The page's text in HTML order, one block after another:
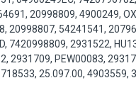
, 20998809, 4900249,
, 20998807, 54241541,
, 7420998809, 2931522,
, 2931709, PEW00083,
, 25.097.00, 4903559,